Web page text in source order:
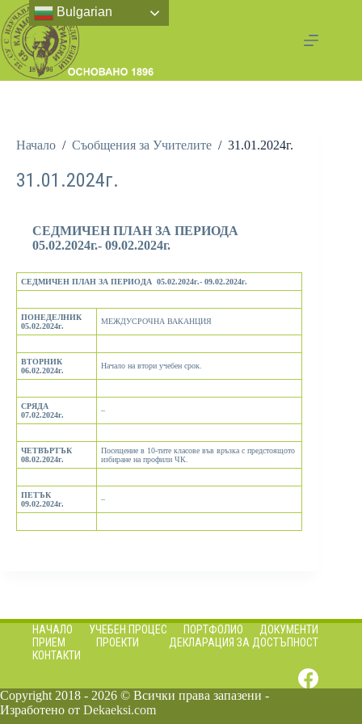
Начало / Съобщения за Учителите / 31.01.2024г.
31.01.2024г.
СЕДМИЧЕН ПЛАН ЗА ПЕРИОДА
05.02.2024г.- 09.02.2024г.
СЕДМИЧЕН ПЛАН ЗА ПЕРИОДА 05.02.2024г.- 09.02.2024г.
ПОНЕДЕЛНИК
05.02.2024г.
МЕЖДУСРОЧНА ВАКАНЦИЯ
ВТОРНИК
06.02.2024г.
Начало на втори учебен срок.
СРЯДА
07.02.2024г.
–
ЧЕТВЪРТЪК
08.02.2024г.
Посещение в 10-тите класове във връзка с предстоящото
избиране на профили ЧК.
ПЕТЪК
09.02.2024г.
–
НАЧАЛО УЧЕБЕН ПРОЦЕС ПОРТФОЛИО
ДОКУМЕНТИ
ПРИЕМ
ПРОЕКТИ
ДЕКЛАРАЦИЯ ЗА ДОСТЪПНОСТ
КОНТАКТИ
Copyright 2018 - 2026 © Всички права запазени -
Изработено от Dekaeksi.com
Bulgarian